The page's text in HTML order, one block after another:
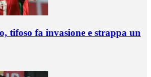
tifoso fa invasione e strappa un